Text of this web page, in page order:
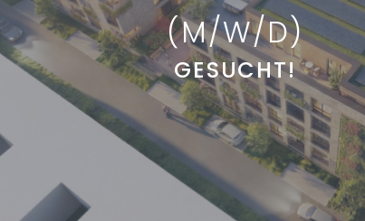
(M/W/D)
GESUCHT!